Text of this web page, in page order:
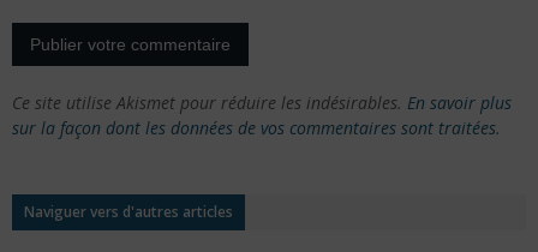
Ce site utilise Akismet pour réduire les indésirables. En savoir plus
sur la façon dont les données de vos commentaires sont traitées.
Naviguer vers d'autres articles